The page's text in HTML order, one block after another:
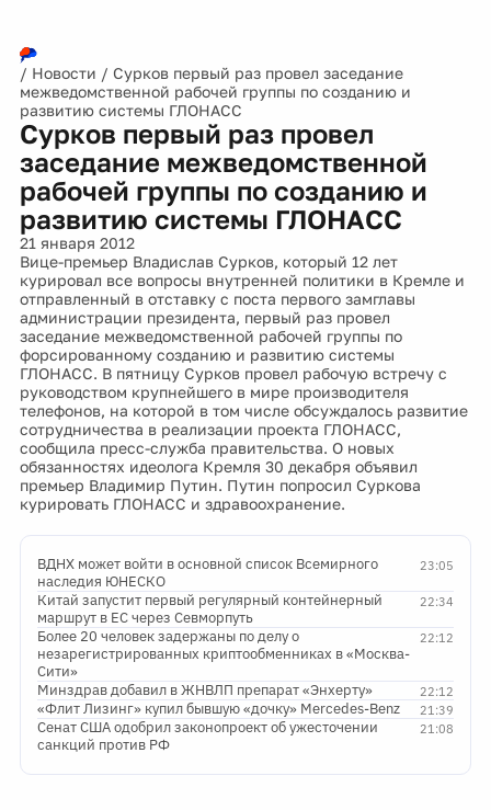
/ Новости / Сурков первый раз провел заседание
межведомственной рабочей группы по созданию и
развитию системы ГЛОНАСС
Сурков первый раз провел
заседание межведомственной
рабочей группы по созданию и
развитию системы ГЛОНАСС
21 января 2012
Вице-премьер Владислав Сурков, который 12 лет
курировал все вопросы внутренней политики в Кремле и
отправленный в отставку с поста первого замглавы
администрации президента, первый раз провел
заседание межведомственной рабочей группы по
форсированному созданию и развитию системы
ГЛОНАСС. В пятницу Сурков провел рабочую встречу с
руководством крупнейшего в мире производителя
телефонов, на которой в том числе обсуждалось развитие
сотрудничества в реализации проекта ГЛОНАСС,
сообщила пресс-служба правительства. О новых
обязанностях идеолога Кремля 30 декабря объявил
премьер Владимир Путин. Путин попросил Суркова
курировать ГЛОНАСС и здравоохранение.
23:05
ВДНХ может войти в основной список Всемирного
наследия ЮНЕСКО
22:34
Китай запустит первый регулярный контейнерный
маршрут в ЕС через Севморпуть
22:12
Более 20 человек задержаны по делу о
незарегистрированных криптообменниках в «Москва-
Сити»
22:12
Минздрав добавил в ЖНВЛП препарат «Энхерту»
21:39
«Флит Лизинг» купил бывшую «дочку» Mercedes-Benz
21:08
Сенат США одобрил законопроект об ужесточении
санкций против РФ